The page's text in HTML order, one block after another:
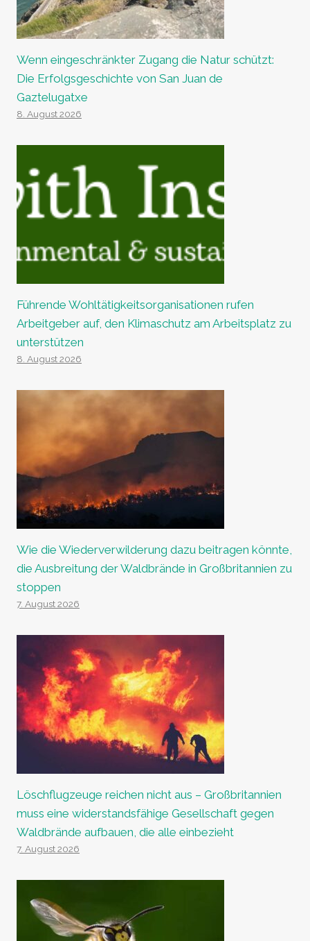
Wenn eingeschränkter Zugang die Natur schützt:
Die Erfolgsgeschichte von San Juan de
Gaztelugatxe
8. August 2026
Führende Wohltätigkeitsorganisationen rufen
Arbeitgeber auf, den Klimaschutz am Arbeitsplatz zu
unterstützen
8. August 2026
Wie die Wiederverwilderung dazu beitragen könnte,
die Ausbreitung der Waldbrände in Großbritannien zu
stoppen
7. August 2026
Löschflugzeuge reichen nicht aus – Großbritannien
muss eine widerstandsfähige Gesellschaft gegen
Waldbrände aufbauen, die alle einbezieht
7. August 2026